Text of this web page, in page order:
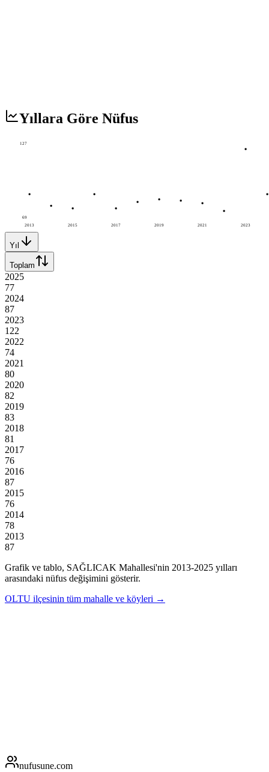
Yıllara Göre Nüfus
2013 2015 2017 2019 2021 2023
127
69
Yıl
Toplam
2025
77
2024
87
2023
122
2022
74
2021
80
2020
82
2019
83
2018
81
2017
76
2016
87
2015
76
2014
78
2013
87
Grafik ve tablo, SAĞLICAK Mahallesi'nin 2013-2025 yılları
arasındaki nüfus değişimini gösterir.
OLTU ilçesinin tüm mahalle ve köyleri →
nufusune.com